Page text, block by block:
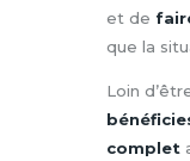
et de
que la
Loin
complet